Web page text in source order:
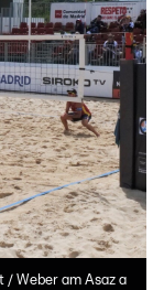
Weber am Asaz a